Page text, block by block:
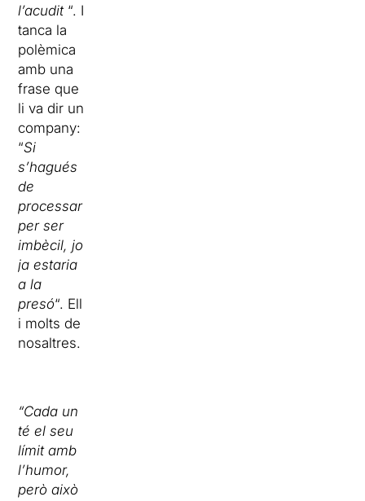
l’acudit“. I
tanca la
polèmica
amb una
frase que
li va dir un
company:
“Si
s’hagués
de
processar
per ser
imbècil, jo
ja estaria
a la
presó“. Ell
i molts de
nosaltres.
“Cada un
té el seu
límit amb
l’humor,
però això